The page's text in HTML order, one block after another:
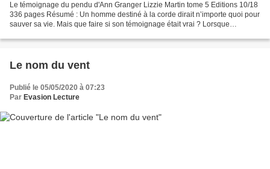
Le témoignage du pendu d'Ann Granger Lizzie Martin tome 5 Editions 10/18
336 pages Résumé : Un homme destiné à la corde dirait n’importe quoi pour
sauver sa vie. Mais que faire si son témoignage était vrai ? Lorsque
Le nom du vent
Publié le 05/05/2020 à 07:23
Par Evasion Lecture